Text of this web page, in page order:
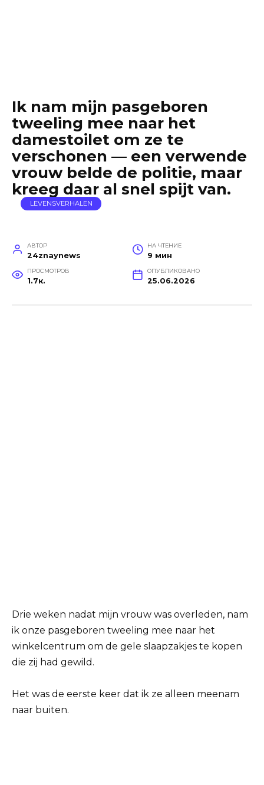
Ik nam mijn pasgeboren
tweeling mee naar het
damestoilet om ze te
verschonen — een verwende
vrouw belde de politie, maar
kreeg daar al snel spijt van.
LEVENSVERHALEN
АВТОР
24znaynews
НА ЧТЕНИЕ
9 мин
ПРОСМОТРОВ
1.7к.
ОПУБЛИКОВАНО
25.06.2026
Drie weken nadat mijn vrouw was overleden, nam
ik onze pasgeboren tweeling mee naar het
winkelcentrum om de gele slaapzakjes te kopen
die zij had gewild.
Het was de eerste keer dat ik ze alleen meenam
naar buiten.